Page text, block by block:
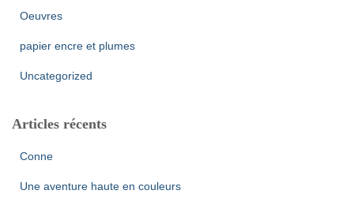
Oeuvres
papier encre et plumes
Uncategorized
Articles récents
Conne
Une aventure haute en couleurs